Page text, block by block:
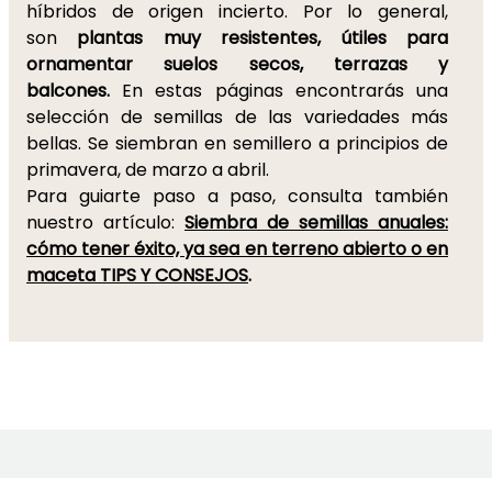
híbridos de origen incierto. Por lo general,
son plantas muy resistentes, útiles para
ornamentar suelos secos, terrazas y
balcones. En estas páginas encontrarás una
selección de semillas de las variedades más
bellas. Se siembran en semillero a principios de
primavera, de marzo a abril.
Para guiarte paso a paso, consulta también
nuestro artículo: Siembra de semillas anuales:
cómo tener éxito, ya sea en terreno abierto o en
maceta TIPS Y CONSEJOS.